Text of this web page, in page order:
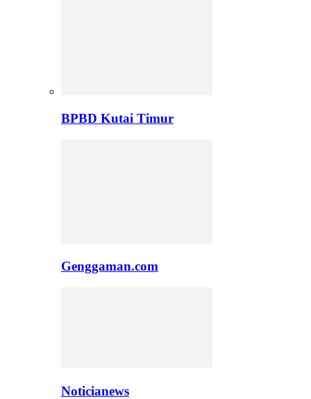
BPBD Kutai Timur
Genggaman.com
Noticianews